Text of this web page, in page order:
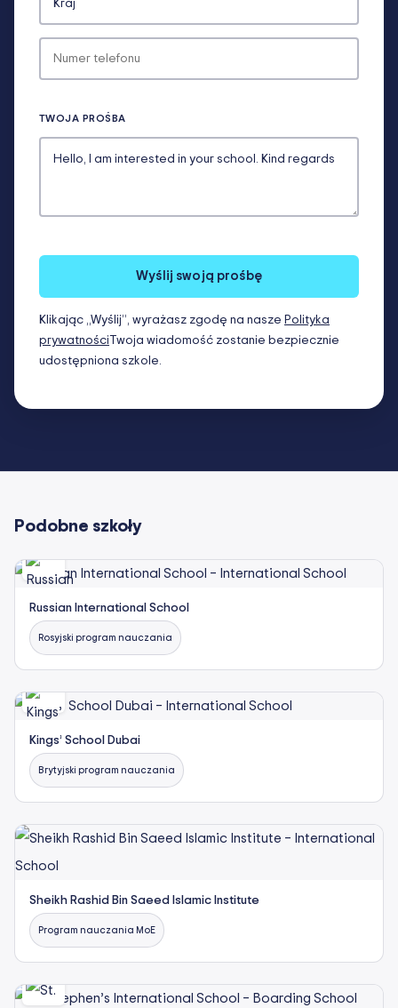
TWOJA PROŚBA
Wyślij swoją prośbę
Klikając „Wyślij”, wyrażasz zgodę na nasze Polityka
prywatnościTwoja wiadomość zostanie bezpiecznie
udostępniona szkole.
Podobne szkoły
Russian International School
Rosyjski program nauczania
Kings’ School Dubai
Brytyjski program nauczania
Sheikh Rashid Bin Saeed Islamic Institute
Program nauczania MoE